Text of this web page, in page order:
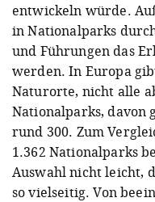
entwickeln würde.
in Nationalparks
und Führungen das
werden. In Europa
Naturorte, nicht alle
Nationalparks, davon
rund 300. Zum
1.362 Nationalparks
Auswahl nicht leicht,
so vielseitig. Von